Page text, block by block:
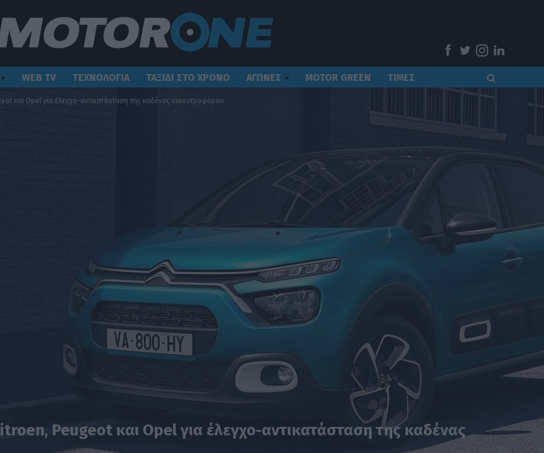
WEB TV ΤΕΧΝΟΛΟΓΙΑ ΤΑΞΙΔΙ ΣΤΟ ΧΡΟΝΟ ΑΓΩΝΕΣ MOTOR GREEN ΤΙΜΕΣ
και Opel για έλεγχο-αντικατάσταση της καδένας εκκεντροφόρου
Peugeot και Opel για έλεγχο-αντικατάσταση της καδένας